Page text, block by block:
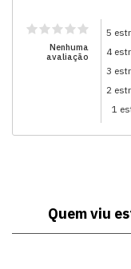
Nenhuma
avaliação
5
4
3
2
1
Quem viu